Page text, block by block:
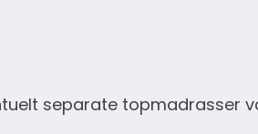
separate topmadrasser